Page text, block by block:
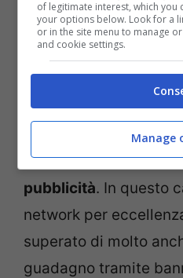
Grazie agli 800
è riuscito a
di dollari durante lo
miliardi sono ricavi
pubblicità. In questo
network per
superato di molto
guadagno tramite
of legitimate interest, which you
your options below. Look for a
or in the site menu to manage
and cookie settings.
Manage